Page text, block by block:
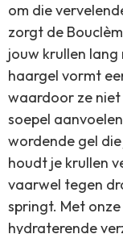
om die
zorgt de
jouw krullen lang
haargel vormt
waardoor ze
soepel
wordende gel
houdt je krullen
vaarwel tegen
springt. Met
hydraterende